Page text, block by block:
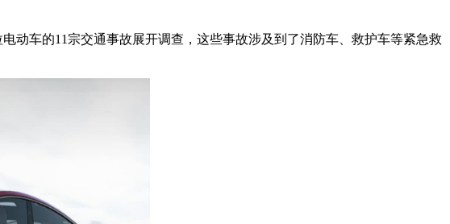
动车的11宗交通事故展开调查，这些事故涉及到了消防车、救护车等紧急救